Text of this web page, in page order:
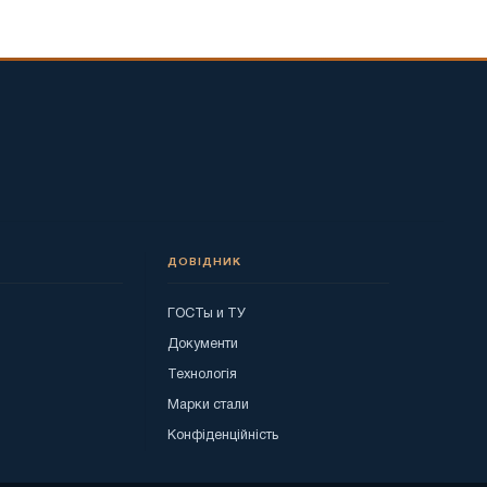
ДОВІДНИК
ГОСТы и ТУ
Документи
Технологія
Марки стали
Конфіденційність